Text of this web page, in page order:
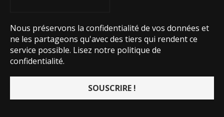
Nous préservons la confidentialité de vos données et
ne les partageons qu'avec des tiers qui rendent ce
service possible. Lisez notre politique de
confidentialité.